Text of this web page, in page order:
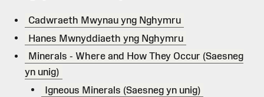
Cadwraeth Mwynau yng Nghymru
Hanes Mwnyddiaeth yng Nghymru
Minerals - Where and How They Occur (Saesneg
yn unig)
Igneous Minerals (Saesneg yn unig)